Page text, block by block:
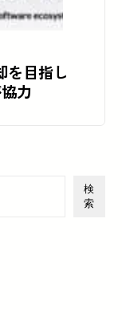
を目指し
力
検
索